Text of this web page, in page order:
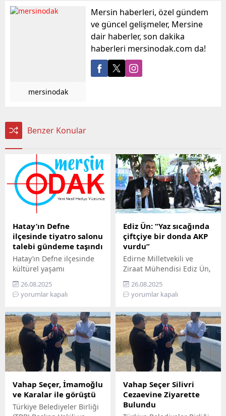
mersinodak
Mersin haberleri, özel gündem
ve güncel gelişmeler, Mersine
dair haberler, son dakika
haberleri mersinodak.com da!
Benzer Konular
Hatay’ın Defne
ilçesinde tiyatro salonu
talebi gündeme taşındı
Hatay’ın Defne ilçesinde
kültürel yaşamı
canlandırmak isteyen
sanatçılar, ilçeye bir
tiyatro salonu kurulması
yılından bu yana
sahnelerde eserler
sergileyen Epik Sanat
Tiyatrosu, 6 Şubat
depreminde sahnesini
kaybetmesine rağmen
kültürel üretimi
sürdürmeye devam ediyor.
Ancak Defne’de tiyatro
salonu eksikliği, sanatın
26.08.2025
yorumlar kapalı
Ediz Ün: “Yaz sıcağında
çiftçiye bir donda AKP
vurdu”
Edirne Milletvekili ve
Ziraat Mühendisi Ediz Ün,
kabine toplantısı sonrası
Cumhurbaşkanı
Erdoğan’ın açıkladığı zirai
sözlerle eleştirdi. Ün, “Yaz
sıcağında çiftçiye bir
donda AKP vurdu” dedi.
Ün, 21 Nisan’da 65 ili
etkileyen ve son 30 yılın
en ağır zirai don olayı
olarak kayıtlara geçen
felaketin tarımda büyük
yıkıma...
26.08.2025
yorumlar kapalı
Vahap Seçer, İmamoğlu
ve Karalar ile görüştü
Türkiye Belediyeler Birliği
Vahap Seçer Silivri
Cezaevine Ziyarette
Bulundu